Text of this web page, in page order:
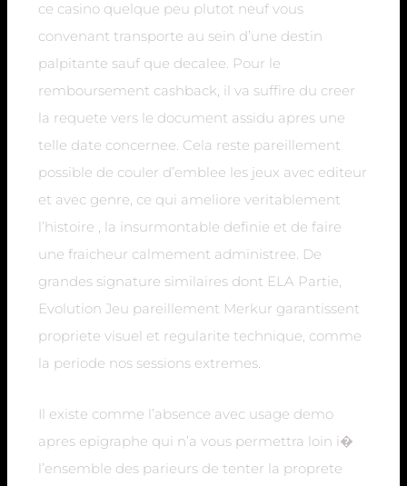
ce casino quelque peu plutot neuf vous
convenant transporte au sein d’une destin
palpitante sauf que decalee. Pour le
remboursement cashback, il va suffire du creer
la requete vers le document assidu apres une
telle date concernee. Cela reste pareillement
possible de couler d’emblee les jeux avec editeur
et avec genre, ce qui ameliore veritablement
l’histoire , la insurmontable definie et de faire
une fraicheur calmement administree. De
grandes signature similaires dont ELA Partie,
Evolution Jeu pareillement Merkur garantissent
propriete visuel et regularite technique, comme
la periode nos sessions extremes.
Il existe comme l’absence avec usage demo
apres epigraphe qui n’a vous permettra loin i�
l’ensemble des parieurs de tenter la proprete